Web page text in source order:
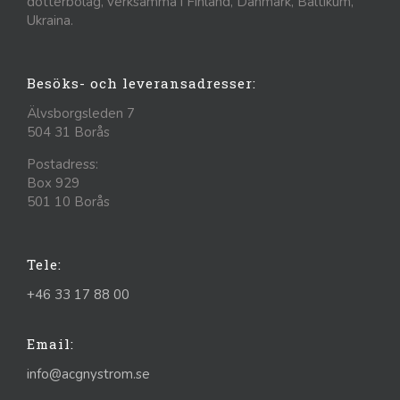
Ukraina.
Besöks- och leveransadresser:
Älvsborgsleden 7
504 31 Borås
Postadress:
Box 929
501 10 Borås
Tele:
+46 33 17 88 00
Email:
info@acgnystrom.se